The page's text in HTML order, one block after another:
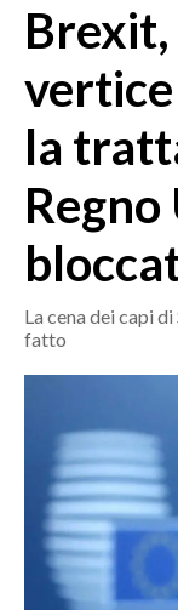
MEDIO CAMPIDANO
ORISTANO E
SASSARI E
GALLURA
NUORO E
OGLIASTRA
AGENDA
ITALIA
MONDO
POLITICA
ECONOMIA
SERVIZI ALLE
la
La cena dei capi
fatto